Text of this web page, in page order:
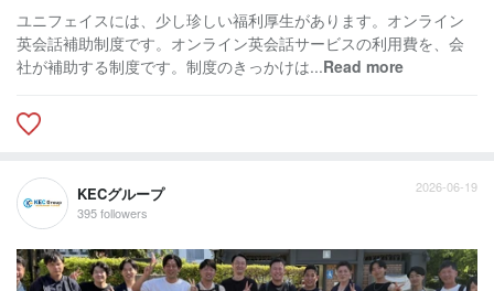
ユニフェイスには、少し珍しい福利厚生があります。オンライン
英会話補助制度です。オンライン英会話サービスの利用費を、会
社が補助する制度です。制度のきっかけは...Read more
KECグループ
395 followers
2026-06-19